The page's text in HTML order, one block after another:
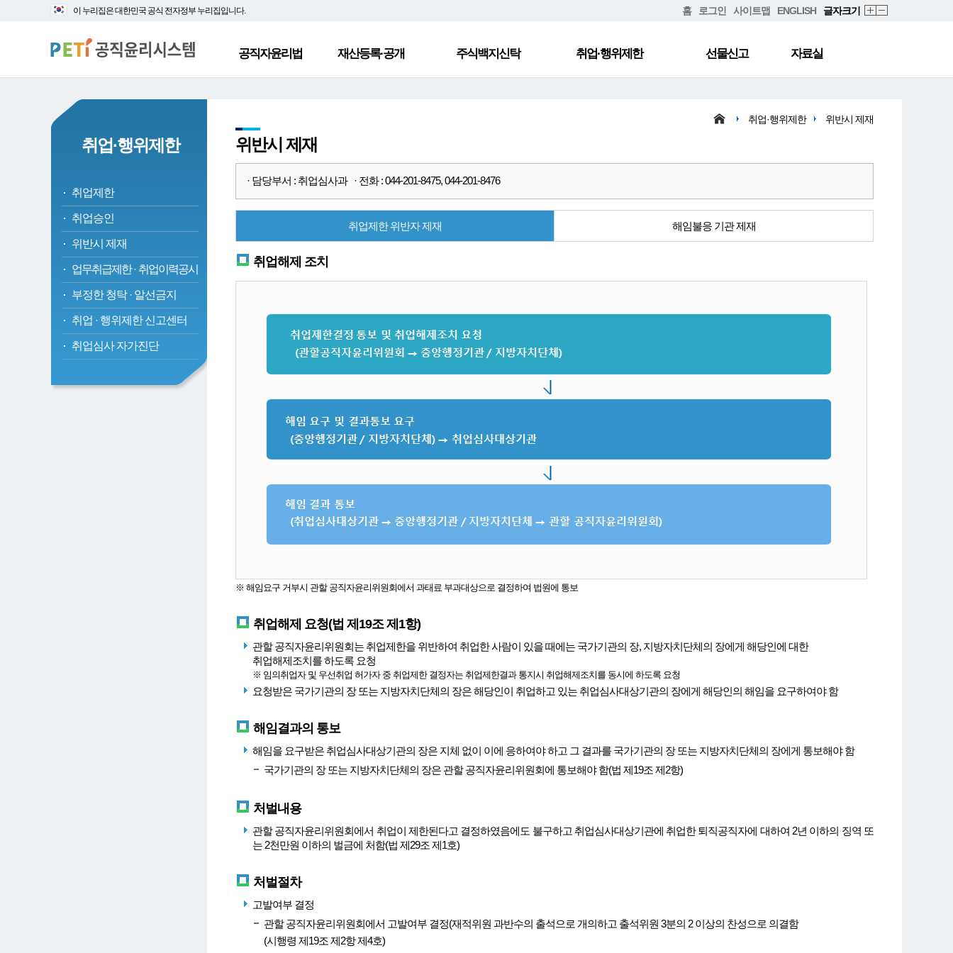
대
바
로
본
로
가
이 누리집은 대한민국 공식 전자정부 누리집입니다. 홈 로그인 사이트맵 ENGLISH 글자크기
공직자윤리법 재산등록·공개 주식백지신탁 취업·행위제한 선물신고 자료실
취업·행위제한
취업제한
취업승인
위반시 제재
업무취급제한 · 취업이력공시
부정한 청탁 · 알선금지
취업 · 행위제한 신고센터
취업심사 자가진단
취업·행위제한 위반시 제재
위반시 제재
· 담당부서 : 취업심사과 · 전화 : 044-201-8475, 044-201-8476
취업제한 위반자 제재 해임불응 기관 제재
취업해제 조치
※ 해임요구 거부시 관할 공직자윤리위원회에서 과태료 부과대상으로 결정하여 법원에 통보
취업해제 요청(법 제19조 제1항)
관할 공직자윤리위원회는 취업제한을 위반하여 취업한 사람이 있을 때에는 국가기관의 장, 지방자치단체의 장에게 해당인에 대한
취업해제조치를 하도록 요청
※ 임의취업자 및 우선취업 허가자 중 취업제한 결정자는 취업제한결과 통지시 취업해제조치를 동시에 하도록 요청
요청받은 국가기관의 장 또는 지방자치단체의 장은 해당인이 취업하고 있는 취업심사대상기관의 장에게 해당인의 해임을 요구하여야 함
해임결과의 통보
해임을 요구받은 취업심사대상기관의 장은 지체 없이 이에 응하여야 하고 그 결과를 국가기관의 장 또는 지방자치단체의 장에게 통보해야 함
국가기관의 장 또는 지방자치단체의 장은 관할 공직자윤리위원회에 통보해야 함(법 제19조 제2항)
처벌내용
관할 공직자윤리위원회에서 취업이 제한된다고 결정하였음에도 불구하고 취업심사대상기관에 취업한 퇴직공직자에 대하여 2년 이하의 징역 또
는 2천만원 이하의 벌금에 처함(법 제29조 제1호)
처벌절차
고발여부 결정
관할 공직자윤리위원회에서 고발여부 결정(재적위원 과반수의 출석으로 개의하고 출석위원 3분의 2 이상의 찬성으로 의결함
(시행령 제19조 제2항 제4호)